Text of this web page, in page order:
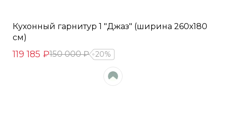
Кухонный гарнитур 1 "Джаз" (ширина 260х180
см)
119 185 ₽150 000 ₽ 20%